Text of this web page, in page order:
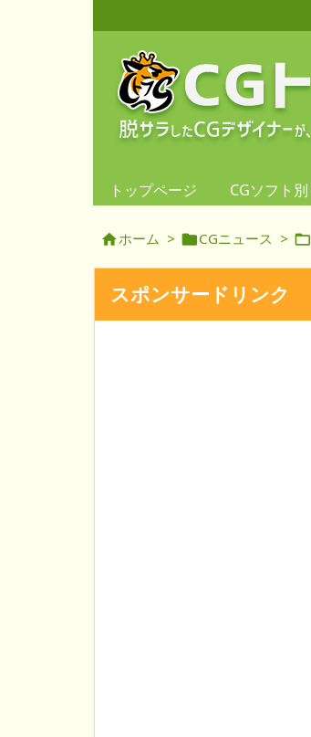
トップページ CGソフト別
ホーム > CGニュース > 
スポンサードリンク